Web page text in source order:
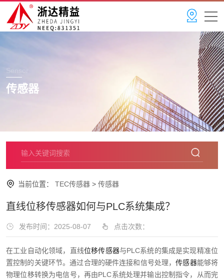
Sensor
传感器
当前位置： TEC传感器 > 传感器
直线位移传感器如何与PLC系统集成？
发布时间：2025-08-07 点击次数：
在工业自动化领域，直线位移传感器与PLC系统的集成是实现精准位
置控制的关键环节。通过合理的硬件连接和信号处理，传感器能够将
物理位移转换为电信号，再由PLC系统处理并输出控制指令，从而完